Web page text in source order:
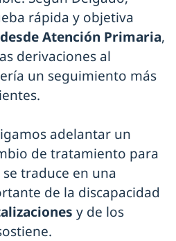
rápida y objetiva
desde Atención Primaria,
derivaciones al
un seguimiento más
adelantar un
de tratamiento para
traduce en una
de la discapacidad
y de los